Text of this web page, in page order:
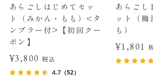
あらごしはじめてセッ
ト（みかん・もも）<タ
ンブラー付>【初回クー
ポン】
¥3,800税込
4.7（52）
あらご
ット（梅
も）
¥1,801